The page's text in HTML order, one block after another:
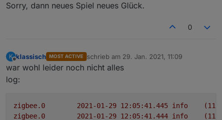
Sorry, dann neues Spiel neues Glück.
0
K klassisch MOST ACTIVE schrieb am 29. Jan. 2021, 11:09
zuletzt editiert von
war wohl leider noch nicht alles
log:
zigbee.0 info
zigbee.0
info